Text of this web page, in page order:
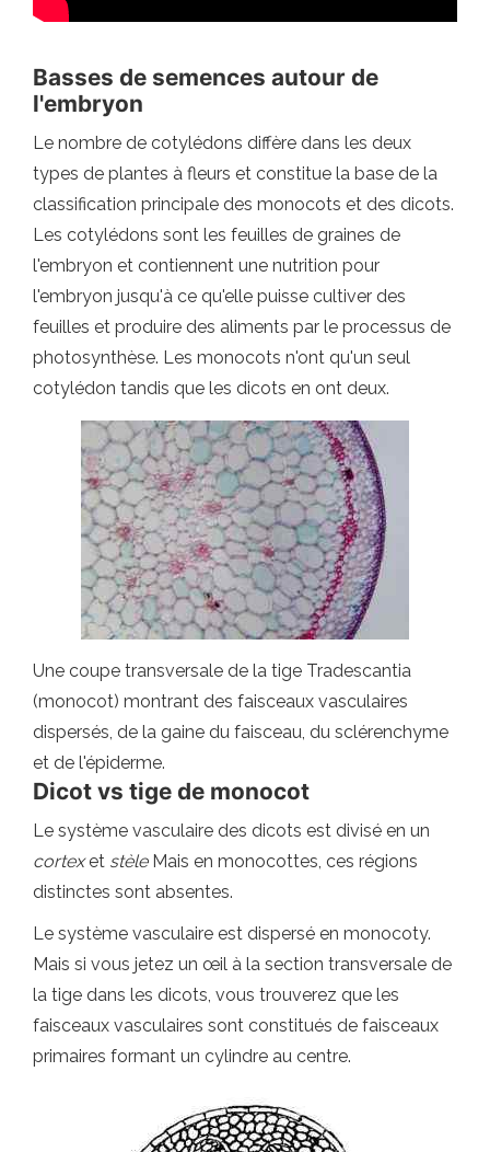
Basses de semences autour de
l'embryon
Le nombre de cotylédons diffère dans les deux
types de plantes à fleurs et constitue la base de la
classification principale des monocots et des dicots.
Les cotylédons sont les feuilles de graines de
l'embryon et contiennent une nutrition pour
l'embryon jusqu'à ce qu'elle puisse cultiver des
feuilles et produire des aliments par le processus de
photosynthèse. Les monocots n'ont qu'un seul
cotylédon tandis que les dicots en ont deux.
Une coupe transversale de la tige Tradescantia
(monocot) montrant des faisceaux vasculaires
dispersés, de la gaine du faisceau, du sclérenchyme
et de l'épiderme.
Dicot vs tige de monocot
Le système vasculaire des dicots est divisé en un
cortexet stèleMais en monocottes, ces régions
distinctes sont absentes.
Le système vasculaire est dispersé en monocoty.
Mais si vous jetez un œil à la section transversale de
la tige dans les dicots, vous trouverez que les
faisceaux vasculaires sont constitués de faisceaux
primaires formant un cylindre au centre.